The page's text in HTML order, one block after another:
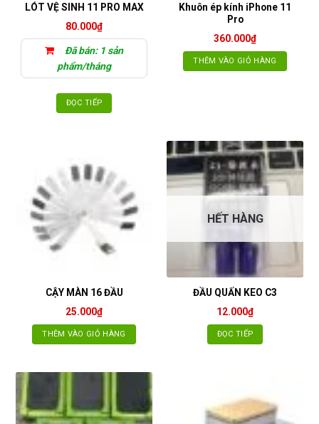
LÓT VỆ SINH 11 PRO MAX
80.000₫
Đã bán: 1 sản
phẩm/tháng
ĐỌC TIẾP
Khuôn ép kính iPhone 11
Pro
360.000₫
THÊM VÀO GIỎ HÀNG
CẬY MÀN 16 ĐẦU
25.000₫
THÊM VÀO GIỎ HÀNG
HẾT HÀNG
ĐẦU QUẤN KEO C3
12.000₫
ĐỌC TIẾP